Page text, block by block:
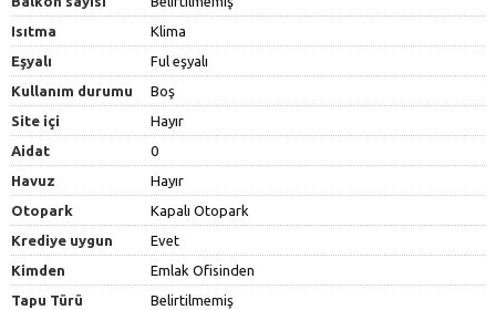
Isıtma
Klima
Eşyalı
Ful eşyalı
Kullanım durumu
Boş
Site içi
Hayır
Aidat
0
Havuz
Hayır
Otopark
Kapalı Otopark
Krediye uygun
Evet
Kimden
Emlak Ofisinden
Tapu Türü
Belirtilmemiş